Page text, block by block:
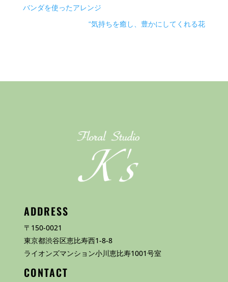
バンダを使ったアレンジ
“気持ちを癒し、豊かにしてくれる花
ADDRESS
〒150-0021
東京都渋谷区恵比寿西1-8-8
ライオンズマンション小川恵比寿1001号室
CONTACT